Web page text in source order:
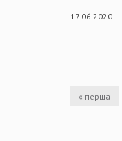
17.06.2020
« перша